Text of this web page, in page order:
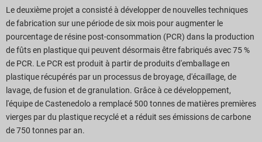
Le deuxième projet a consisté à développer de nouvelles techniques
de fabrication sur une période de six mois pour augmenter le
pourcentage de résine post-consommation (PCR) dans la production
de fûts en plastique qui peuvent désormais être fabriqués avec 75 %
de PCR. Le PCR est produit à partir de produits d'emballage en
plastique récupérés par un processus de broyage, d'écaillage, de
lavage, de fusion et de granulation. Grâce à ce développement,
l'équipe de Castenedolo a remplacé 500 tonnes de matières premières
vierges par du plastique recyclé et a réduit ses émissions de carbone
de 750 tonnes par an.